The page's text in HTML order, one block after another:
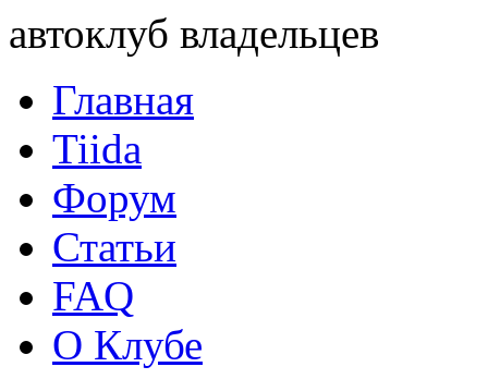
автоклуб владельцев
Главная
Tiida
Форум
Статьи
FAQ
О Клубе